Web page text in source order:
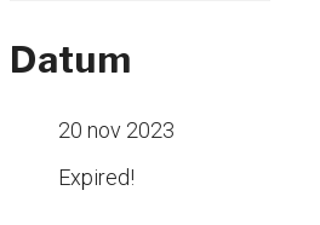
Datum
20 nov 2023
Expired!